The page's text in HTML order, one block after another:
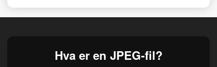
Hva er en JPEG-fil?